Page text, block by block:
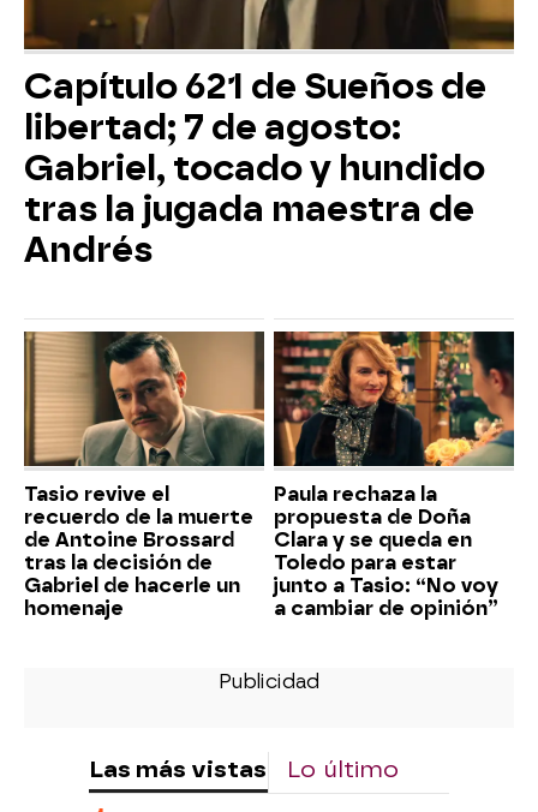
Capítulo 621 de Sueños de
libertad; 7 de agosto:
Gabriel, tocado y hundido
tras la jugada maestra de
Andrés
Tasio revive el
recuerdo de la muerte
de Antoine Brossard
tras la decisión de
Gabriel de hacerle un
homenaje
Paula rechaza la
propuesta de Doña
Clara y se queda en
Toledo para estar
junto a Tasio: “No voy
a cambiar de opinión”
Las más vistas Lo último